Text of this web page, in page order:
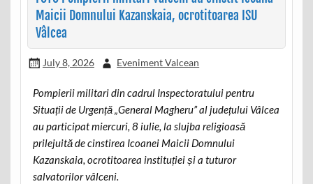
Maicii Domnului Kazanskaia, ocrotitoarea ISU
Vâlcea
July 8, 2026 Eveniment Valcean
Pompierii militari din cadrul Inspectoratului pentru
Situații de Urgență „General Magheru” al județului Vâlcea
au participat miercuri, 8 iulie, la slujba religioasă
prilejuită de cinstirea Icoanei Maicii Domnului
Kazanskaia, ocrotitoarea instituției și a tuturor
salvatorilor vâlceni.